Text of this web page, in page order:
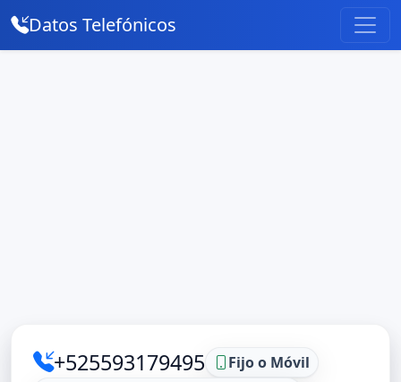
Datos Telefónicos
+525593179495
Fijo o Móvil